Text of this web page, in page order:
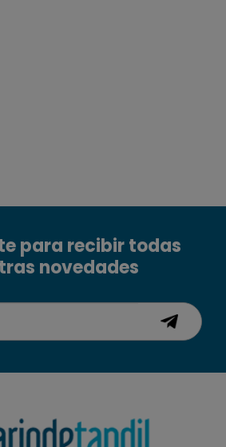
para recibir todas
novedades